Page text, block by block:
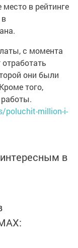
в рейтинге
с момента
они были
того,
работы.
poluchit-million-i-
в